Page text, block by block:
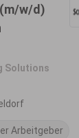
w/d)
Solutions
Arbeitgeber